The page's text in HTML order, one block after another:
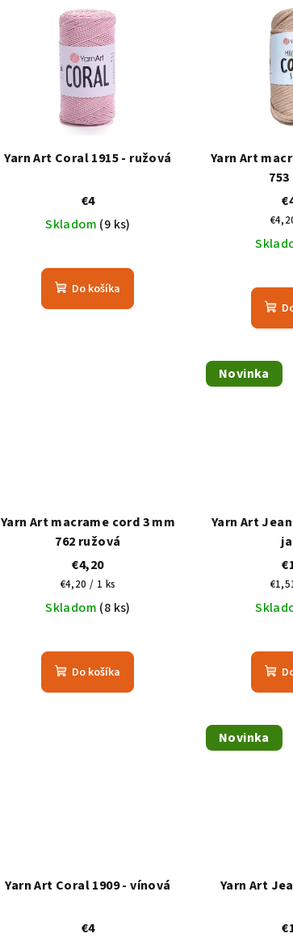
Yarn Art Coral 1915 - ružová
€4
Skladom (9 ks)
hodnotenie
produktu
je
Do košíka
Yarn Art
Yarn Art macrame cord 3 mm
762 ružová
€4,20
Jednotková
cena:
€4,20 / 1 ks
Skladom (8 ks)
Do košíka
Novinka
Yarn Art
Yarn Art Coral 1909 - vínová
€4
Novinka
Yarn Art